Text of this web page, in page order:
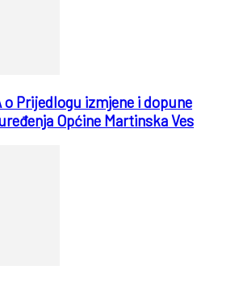
o Prijedlogu izmjene i dopune
Općine Martinska Ves